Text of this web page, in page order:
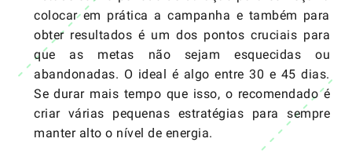
colocar em prática a campanha e também para
obter resultados é um dos pontos cruciais para
que as metas não sejam esquecidas ou
abandonadas. O ideal é algo entre 30 e 45 dias.
Se durar mais tempo que isso, o recomendado é
criar várias pequenas estratégias para sempre
manter alto o nível de energia.